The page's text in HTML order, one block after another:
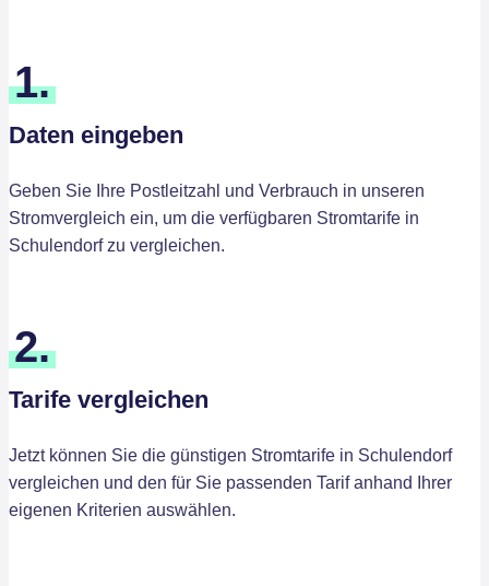
1.
Daten eingeben
Geben Sie Ihre Postleitzahl und Verbrauch in unseren
Stromvergleich ein, um die verfügbaren Stromtarife in
Schulendorf zu vergleichen.
2.
Tarife vergleichen
Jetzt können Sie die günstigen Stromtarife in Schulendorf
vergleichen und den für Sie passenden Tarif anhand Ihrer
eigenen Kriterien auswählen.